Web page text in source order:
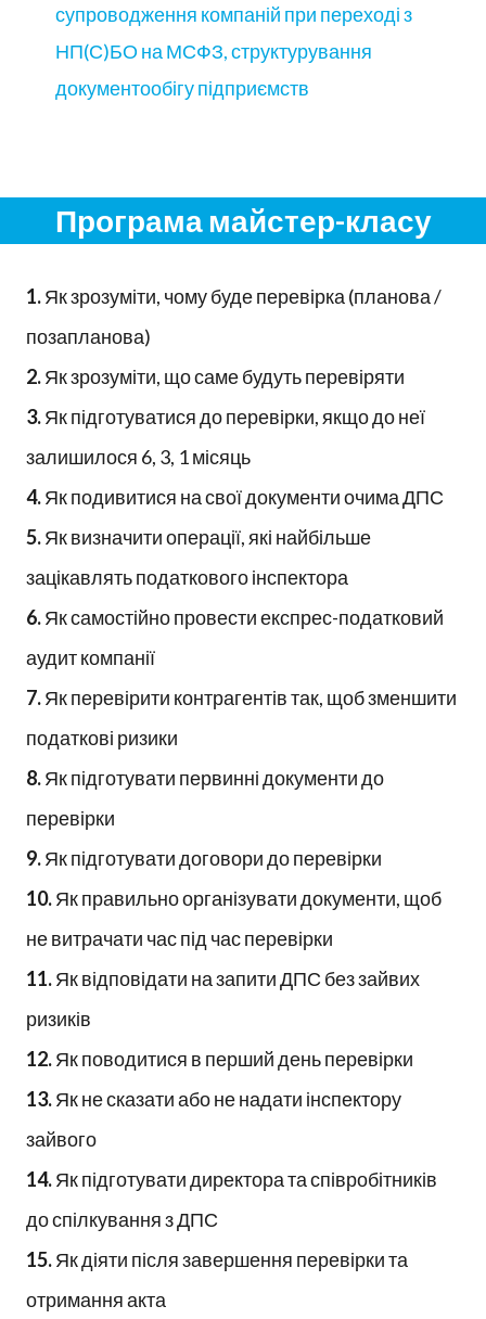
супроводження компаній при переході з
НП(С)БО на МСФЗ, структурування
документообігу підприємств
Програма майстер-класу
1.Як зрозуміти, чому буде перевірка (планова /
позапланова)
2.Як зрозуміти, що саме будуть перевіряти
3.Як підготуватися до перевірки, якщо до неї
залишилося 6, 3, 1 місяць
4.Як подивитися на свої документи очима ДПС
5.Як визначити операції, які найбільше
зацікавлять податкового інспектора
6.Як самостійно провести експрес-податковий
аудит компанії
7.Як перевірити контрагентів так, щоб зменшити
податкові ризики
8.Як підготувати первинні документи до
перевірки
9.Як підготувати договори до перевірки
10.Як правильно організувати документи, щоб
не витрачати час під час перевірки
11.Як відповідати на запити ДПС без зайвих
ризиків
12.Як поводитися в перший день перевірки
13.Як не сказати або не надати інспектору
зайвого
14.Як підготувати директора та співробітників
до спілкування з ДПС
15.Як діяти після завершення перевірки та
отримання акта